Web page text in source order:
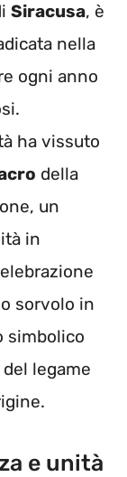
Siracusa, è
nella
ogni anno
ha vissuto
della
un
in
sorvolo in
simbolico
legame
e unità